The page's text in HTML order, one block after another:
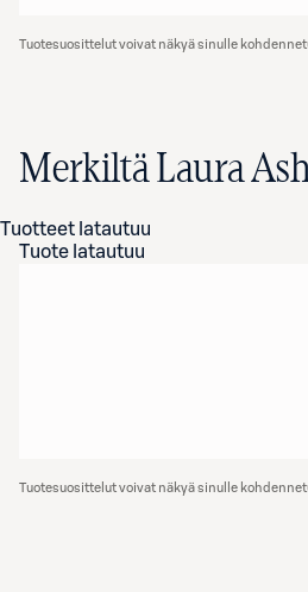
Tuotesuosittelut voivat näkyä sinulle
Merkiltä Laura
Tuotteet latautuu
Tuote latautuu
Tuotesuosittelut voivat näkyä sinulle